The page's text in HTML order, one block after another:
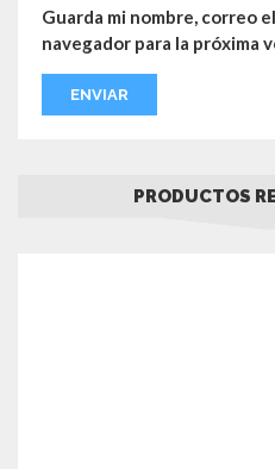
Guarda mi nombre, correo
navegador para la próxima
PRODUCTOS